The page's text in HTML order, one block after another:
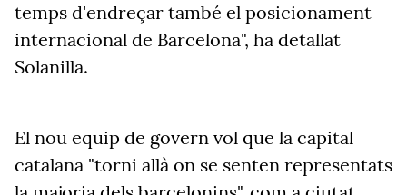
temps d'endreçar també el posicionament
internacional de Barcelona", ha detallat
Solanilla.
El nou equip de govern vol que la capital
catalana "torni allà on se senten representats